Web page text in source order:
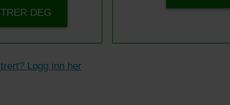
DEG
Logg inn her